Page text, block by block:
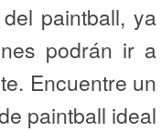
paintball, ya
podrán ir a
Encuentre un
paintball ideal